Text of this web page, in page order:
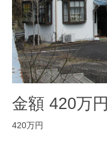
金額 420万円
420万円